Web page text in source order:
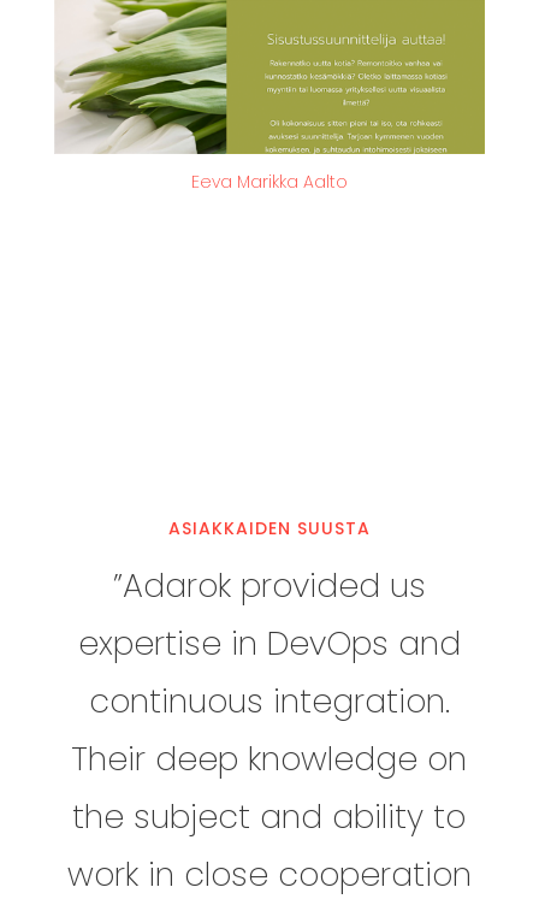
Eeva Marikka Aalto
ASIAKKAIDEN SUUSTA
”Adarok provided us
expertise in DevOps and
continuous integration.
Their deep knowledge on
the subject and ability to
work in close cooperation